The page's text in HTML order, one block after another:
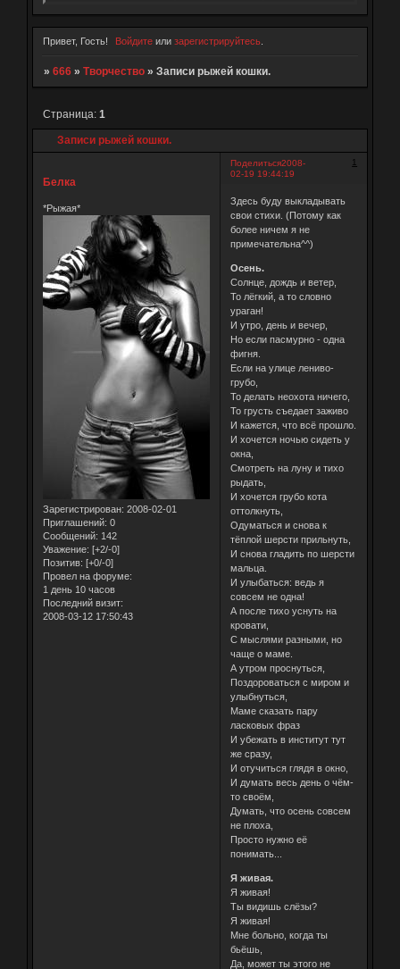
Привет, Гость! Войдите илизарегистрируйтесь
» 666 » Творчество » Записи рыжей кошки.
Записи рыжей кошки.
Страница: 1
Поделиться 1
2008-
02-19 19:44:19
Белка
*Рыжая*
Зарегистрирован: 2008-02-01
Приглашений: 0
Сообщений: 142
Уважение: [+2/-0]
Позитив: [+0/-0]
Провел на форуме:
1 день 10 часов
Последний визит:
2008-03-12 17:50:43
Здесь буду выкладывать
свои стихи. (Потому как
более ничем я не
примечательна^^)
Осень.
Солнце, дождь и ветер,
То лёгкий, а то словно
ураган!
И утро, день и вечер,
Но если пасмурно - одна
фигня.
Если на улице лениво-
грубо,
То делать неохота ничего,
То грусть съедает заживо
И кажется, что всё прошло.
И хочется ночью сидеть у
окна,
Смотреть на луну и тихо
рыдать,
И хочется грубо кота
оттолкнуть,
Одуматься и снова к
тёплой шерсти прильнуть,
И снова гладить по шерсти
мальца.
И улыбаться: ведь я
совсем не одна!
А после тихо уснуть на
кровати,
С мыслями разными, но
чаще о маме.
А утром проснуться,
Поздороваться с миром и
улыбнуться,
Маме сказать пару
ласковых фраз
И убежать в институт тут
же сразу,
И отучиться глядя в окно,
И думать весь день о чём-
то своём,
Думать, что осень совсем
не плоха,
Просто нужно её
понимать...
Я живая.
Я живая!
Ты видишь слёзы?
Я живая!
Мне больно, когда ты
бьёшь,
Да, может ты этого не